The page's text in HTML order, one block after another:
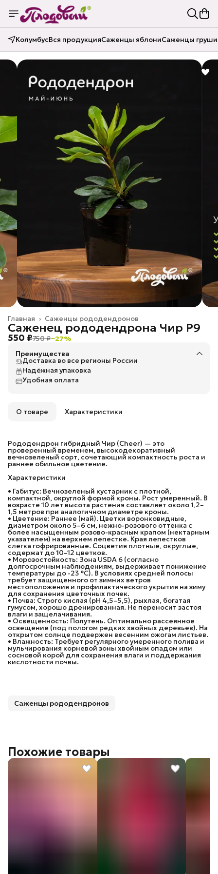
КолумбусВся продукцияСаженцы яблониСаженцы груши
Саженцы рододендронов
Главная ›
Саженец рододендрона Чир P9
550 ₽750 ₽−27%
Преимущества
Доставка во все регионы России
Надёжная упаковка
Удобная оплата
О товаре Характеристики
Рододендрон гибридный Чир (Cheer) — это
проверенный временем, высокодекоративный
вечнозеленый сорт, сочетающий компактность роста и
раннее обильное цветение.
Характеристики
• Габитус: Вечнозеленый кустарник с плотной,
компактной, округлой формой кроны. Рост умеренный. В
возрасте 10 лет высота растения составляет около 1,2–
1,5 метров при аналогичном диаметре кроны.
• Цветение: Раннее (май). Цветки воронковидные,
диаметром около 5–6 см, нежно-розового оттенка с
более насыщенным розово-красным крапом (нектарным
указателем) на верхнем лепестке. Края лепестков
слегка гофрированные. Соцветия плотные, округлые,
содержат до 10–12 цветков.
• Морозостойкость: Зона USDA 6 (согласно
долгосрочным наблюдениям, выдерживает понижение
температуры до -23 °C). В условиях средней полосы
требует защищенного от зимних ветров
местоположения и профилактического укрытия на зиму
для сохранения цветочных почек.
• Почва: Строго кислая (pH 4,5–5,5), рыхлая, богатая
гумусом, хорошо дренированная. Не переносит застоя
влаги и защелачивания.
• Освещенность: Полутень. Оптимально рассеянное
освещение (под пологом редких хвойных деревьев). На
открытом солнце подвержен весенним ожогам листьев.
• Влажность: Требует регулярного умеренного полива и
мульчирования корневой зоны хвойным опадом или
сосновой корой для сохранения влаги и поддержания
кислотности почвы.
Саженцы рододендронов
Похожие товары